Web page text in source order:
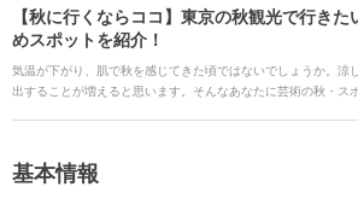
知られていて、夜のライトアップも開催されています。この美
広がる六義園を、デートコースや散歩道にするのはいかがですか
【秋に行くならココ】東京の秋観光で行きた
めスポットを紹介！
気温が下がり、肌で秋を感じてきた頃ではないでしょうか。涼
出することが増えると思います。そんなあなたに芸術の秋・ス
基本情報